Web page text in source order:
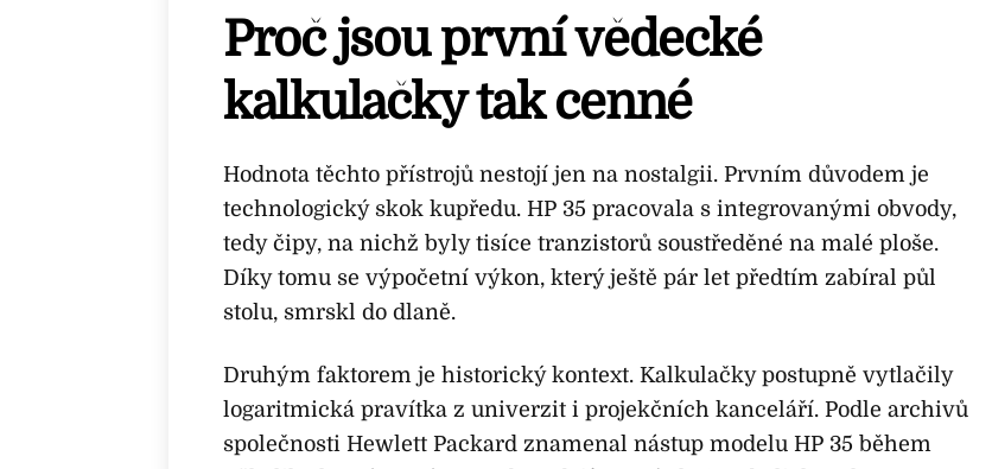
Proč jsou první vědecké
kalkulačky tak cenné
Hodnota těchto přístrojů nestojí jen na nostalgii. Prvním důvodem je
technologický skok kupředu. HP 35 pracovala s integrovanými obvody,
tedy čipy, na nichž byly tisíce tranzistorů soustředěné na malé ploše.
Díky tomu se výpočetní výkon, který ještě pár let předtím zabíral půl
stolu, smrskl do dlaně.
Druhým faktorem je historický kontext. Kalkulačky postupně vytlačily
logaritmická pravítka z univerzit i projekčních kanceláří. Podle archivů
společnosti Hewlett Packard znamenal nástup modelu HP 35 během